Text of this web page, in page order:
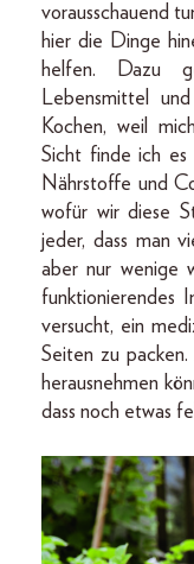
vorausschauend
hier die Dinge
helfen. Dazu
Lebensmittel
Kochen, weil
Sicht finde ich es
Nährstoffe und
wofür wir diese
jeder, dass man
aber nur wenige
funktionierendes
versucht, ein
Seiten zu
herausnehmen
dass noch etwas